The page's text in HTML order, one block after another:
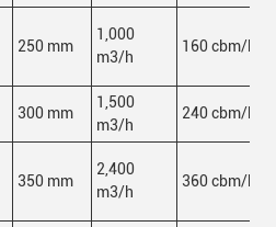
250 mm
1,000
m3/h
160 cbm/h
300 mm
1,500
m3/h
240 cbm/h
350 mm
2,400
m3/h
360 cbm/h